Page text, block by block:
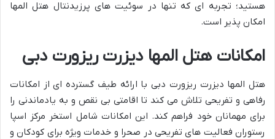
هستید؛ تجربه ای که تنها در سوئیت های پرزیدنتال هتل المها
امکان پذیر است.
امکانات هتل المها دیزرت ریزورت دبی
هتل المها دیزرت ریزورت دبی با ارائه طیف گسترده ای از امکانات
رفاهی و تفریحی تلاش می کند تا اقامتی بی نقص و به یادماندنی را
برای مهمانان خود فراهم کند. این امکانات شامل استخر مرکز اسپا
رستوران فعالیت های تفریحی در صحرا و خدمات ویژه برای کودکان و